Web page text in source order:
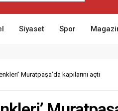
Siyaset Spor
Muratpaşa’da kapılarını açtı